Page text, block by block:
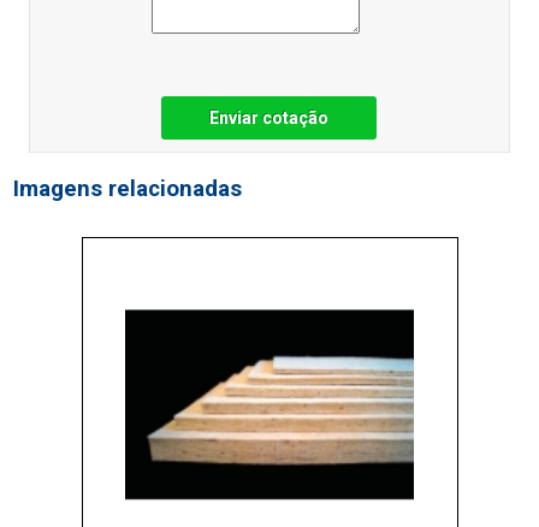
Enviar cotação
Imagens relacionadas